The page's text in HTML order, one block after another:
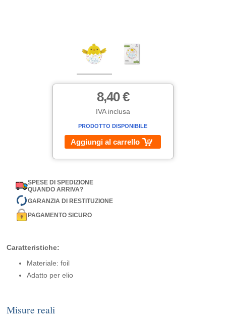
8,40 €
IVA inclusa
PRODOTTO DISPONIBILE
Aggiungi al carrello
SPESE DI SPEDIZIONE
QUANDO ARRIVA?
GARANZIA DI RESTITUZIONE
PAGAMENTO SICURO
Caratteristiche:
Materiale: foil
Adatto per elio
Misure reali